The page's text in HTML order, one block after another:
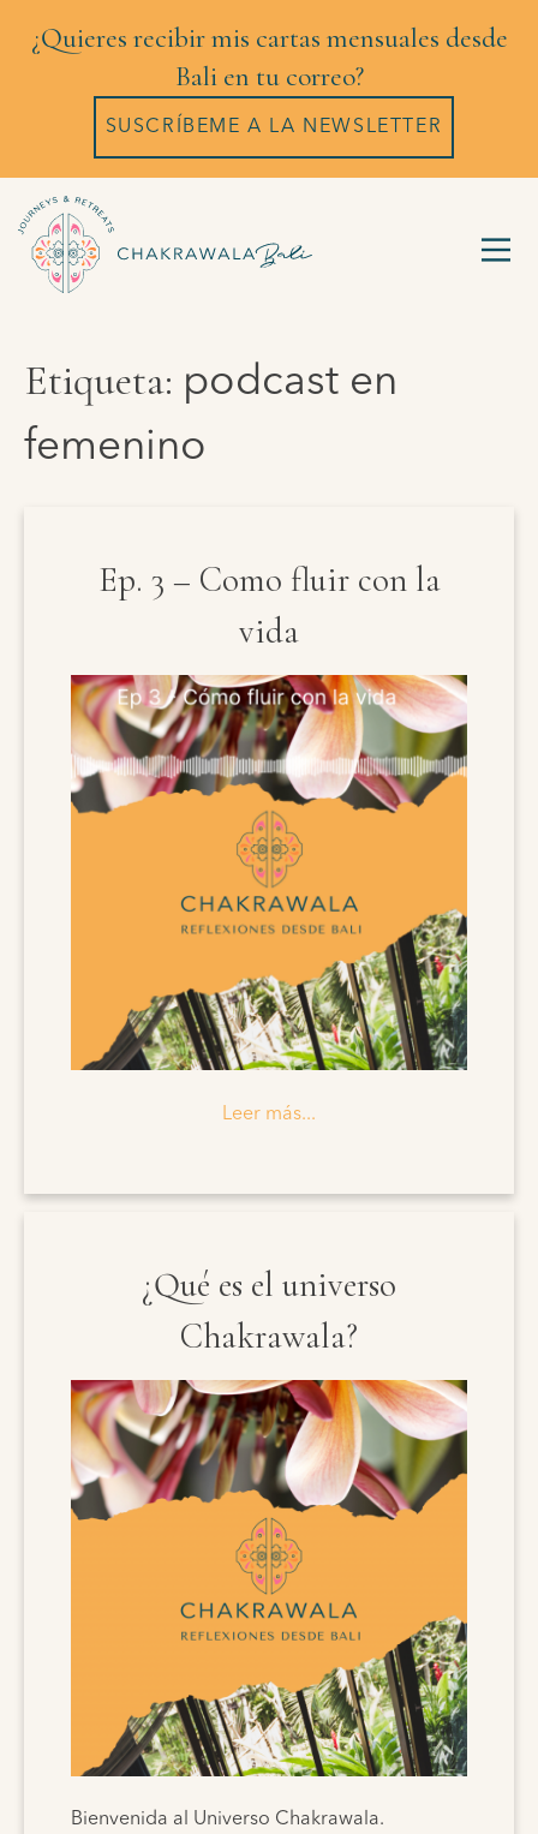
¿Quieres recibir mis cartas mensuales desde
Bali en tu correo?
SUSCRÍBEME A LA NEWSLETTER
Etiqueta: podcast en
femenino
Ep. 3 – Como fluir con la
vida
Leer más...
¿Qué es el universo
Chakrawala?
Bienvenida al Universo Chakrawala.